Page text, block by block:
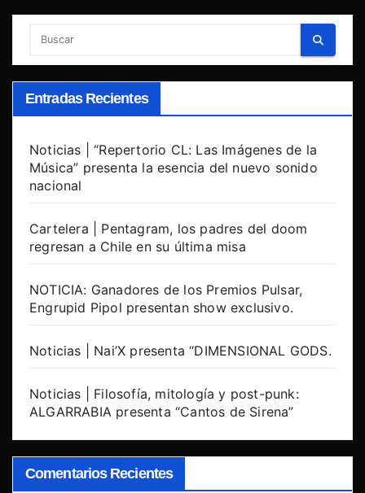
entradas
Entradas Recientes
Noticias | “Repertorio CL: Las Imágenes de la
Música” presenta la esencia del nuevo sonido
nacional
Cartelera | Pentagram, los padres del doom
regresan a Chile en su última misa
NOTICIA: Ganadores de los Premios Pulsar,
Engrupid Pipol presentan show exclusivo.
Noticias | Nai’X presenta “DIMENSIONAL GODS.
Noticias | Filosofía, mitología y post-punk:
ALGARRABIA presenta “Cantos de Sirena”
Comentarios Recientes